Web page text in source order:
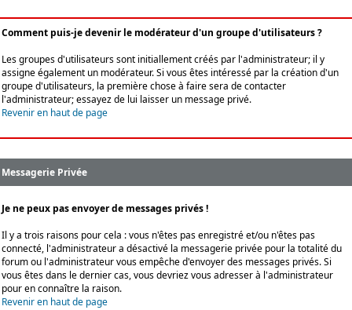
Comment puis-je devenir le modérateur d'un groupe d'utilisateurs ?
Les groupes d'utilisateurs sont initiallement créés par l'administrateur; il y
assigne également un modérateur. Si vous êtes intéressé par la création d'un
groupe d'utilisateurs, la première chose à faire sera de contacter
l'administrateur; essayez de lui laisser un message privé.
Revenir en haut de page
Messagerie Privée
Je ne peux pas envoyer de messages privés !
Il y a trois raisons pour cela : vous n'êtes pas enregistré et/ou n'êtes pas
connecté, l'administrateur a désactivé la messagerie privée pour la totalité du
forum ou l'administrateur vous empêche d'envoyer des messages privés. Si
vous êtes dans le dernier cas, vous devriez vous adresser à l'administrateur
pour en connaître la raison.
Revenir en haut de page